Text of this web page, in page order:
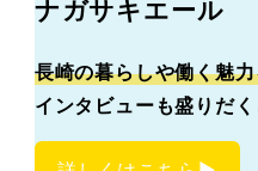
ナガサキエール
長崎の暮らしや働く魅
インタビューも盛りだく